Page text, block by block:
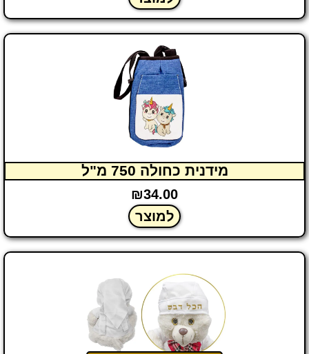
מידנית כחולה 750 מ"ל
₪34.00
למוצר